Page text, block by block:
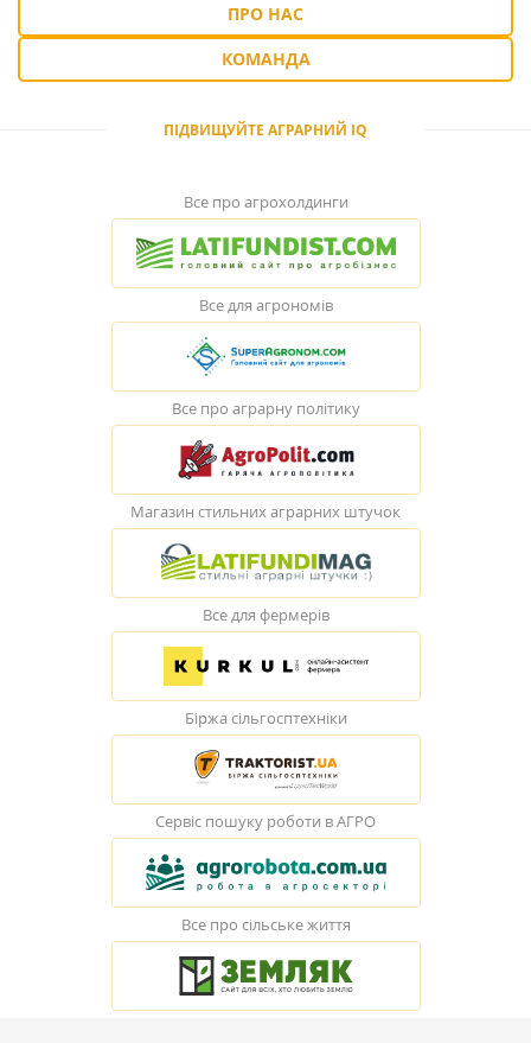
ПРО НАС
КОМАНДА
ПІДВИЩУЙТЕ АГРАРНИЙ IQ
Все про агрохолдинги
Все для агрономів
Все про аграрну політику
Магазин стильних аграрних штучок
Все для фермерів
Біржа сільгосптехніки
Сервіс пошуку роботи в АГРО
Все про сільське життя